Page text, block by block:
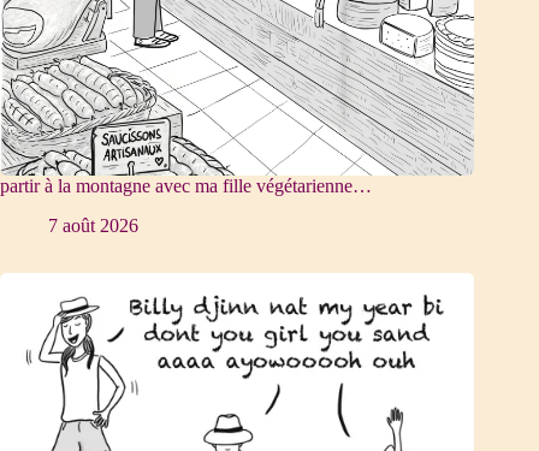
partir à la montagne avec ma fille végétarienne…
7 août 2026